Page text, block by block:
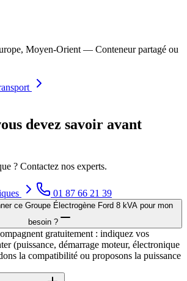
Moyen-Orient — Conteneur partagé ou
devez savoir avant
? Contactez nos experts.
01 87 66 21 39
ce Groupe Électrogène Ford 8 kVA pour mon
besoin ?
gratuitement : indiquez vos
(puissance, démarrage moteur, électronique
la compatibilité ou proposons la puissance